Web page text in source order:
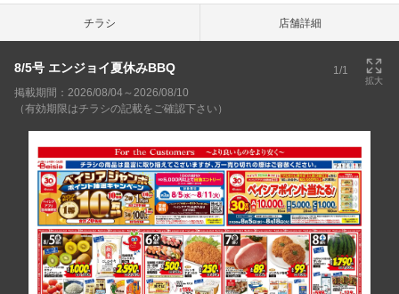
チラシ 店舗詳細
8/5号 エンジョイ夏休みBBQ 1/1
拡大
掲載期間：2026/08/04～2026/08/10
（有効期限はチラシの記載をご確認下さい）